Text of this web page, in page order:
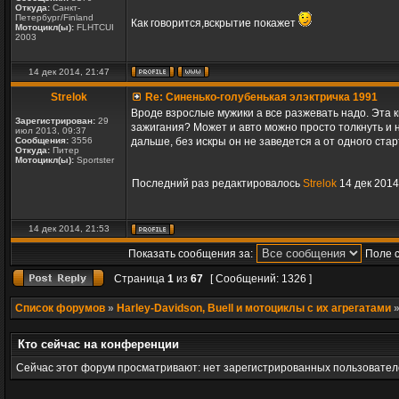
Откуда: Санкт-
Петербург/Finland
Мотоцикл(ы): FLHTCUI
2003
Как говорится,вскрытие покажет
14 дек 2014, 21:47
Strelok
Зарегистрирован: 29
июл 2013, 09:37
Сообщения: 3556
Откуда: Питер
Мотоцикл(ы): Sportster
Re: Синенько-голубенькая элэктричка 1991
Вроде взрослые мужики а все разжевать надо. Эта
зажигания? Может и авто можно просто толкнуть
дальше, без искры он не заведется а от одного
Последний раз редактировалось Strelok 14 дек
14 дек 2014, 21:53
Показать сообщения за:
Поле
Страница 1 из 67 [ Сообщений: 1326 ]
Список форумов » Harley-Davidson, Buell и мотоциклы с их агрегатами
Кто сейчас на конференции
Сейчас этот форум просматривают: нет зарегистрированных